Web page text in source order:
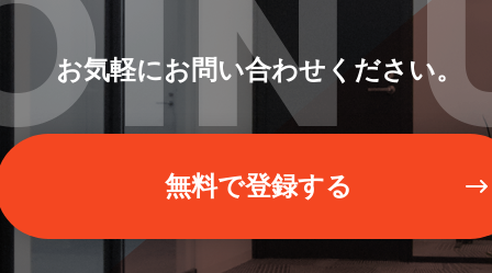
お気軽にお問い合わせください。
無料で登録する